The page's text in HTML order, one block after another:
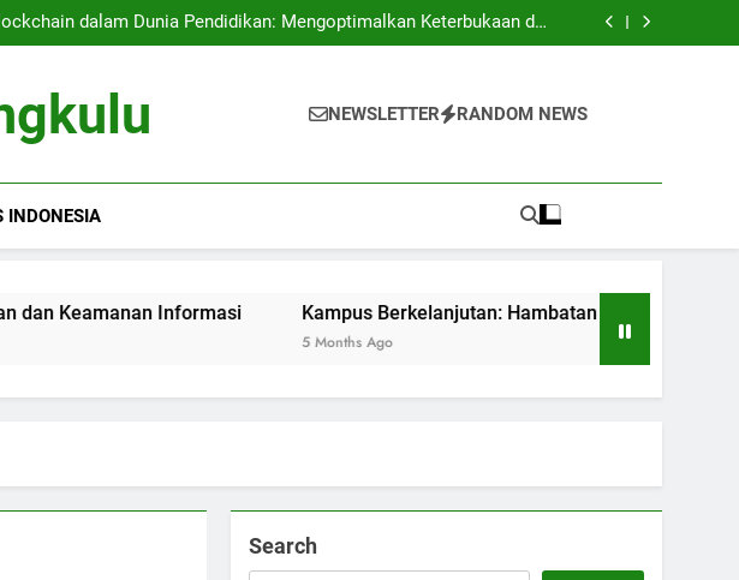
dalam Dunia Pendidikan: Mengoptimalkan Keterbukaan dan
Keamanan Informasi
Berkelanjutan: Hambatan dan Kesempatan untuk Sustainability
dalam Dunia Pendidikan: Mengoptimalkan Keterbukaan dan
Keamanan Informasi
Berkelanjutan: Hambatan dan Kesempatan untuk Sustainability
NEWSLETTER RANDOM NEWS
INDONESIA
Informasi Kampus Berkelanjutan: Hambatan dan Kesempatan untuk
Search